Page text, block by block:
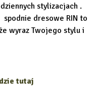
stylizacjach .
dresowe RIN to
wyraz Twojego stylu i
tutaj